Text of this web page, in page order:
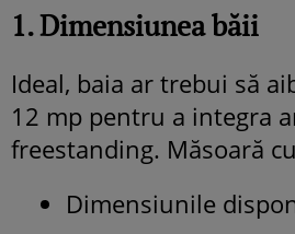
1. Dimensiunea băii
Ideal, baia ar trebui să
12 mp pentru a integra
freestanding. Măsoară
Dimensiunile